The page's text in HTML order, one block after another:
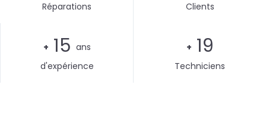
Réparations Clients
+ 15 ans
d'expérience
+ 19
Techniciens